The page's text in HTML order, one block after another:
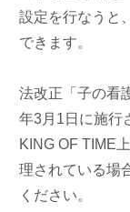
設定を行なうと
できます。
法改正「子の看
年3月1日に施行
KING OF TIME
理されている場
ください。